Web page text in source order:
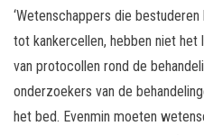
‘Wetenschappers die
tot kankercellen, hebben niet
van protocollen rond de
onderzoekers van de
het bed. Evenmin moeten